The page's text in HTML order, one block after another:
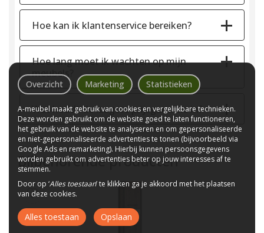
Hoe kan ik klantenservice bereiken?
Hoe lang moet ik wachten op mijn
meubels?
Wat houdt de laagste prijsgarantie in?
Bijbehorende producten
Overzicht Marketing Statistieken
A-meubel maakt gebruik van cookies en vergelijkbare technieken.
Deze worden gebruikt om de website goed te laten functioneren,
het gebruik van de website te analyseren en om gepersonaliseerde
en niet-gepersonaliseerde advertenties te tonen (bijvoorbeeld via
Google Ads en remarketing). Hierbij kunnen persoonsgegevens
worden gebruikt om advertenties beter op jouw interesses af te
stemmen.
Door op ‘Alles toestaan’ te klikken ga je akkoord met het plaatsen
van deze cookies.
Alles toestaan Opslaan